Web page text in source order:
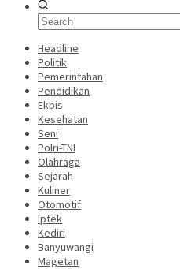
Headline
Politik
Pemerintahan
Pendidikan
Ekbis
Kesehatan
Seni
Polri-TNI
Olahraga
Sejarah
Kuliner
Otomotif
Iptek
Kediri
Banyuwangi
Magetan